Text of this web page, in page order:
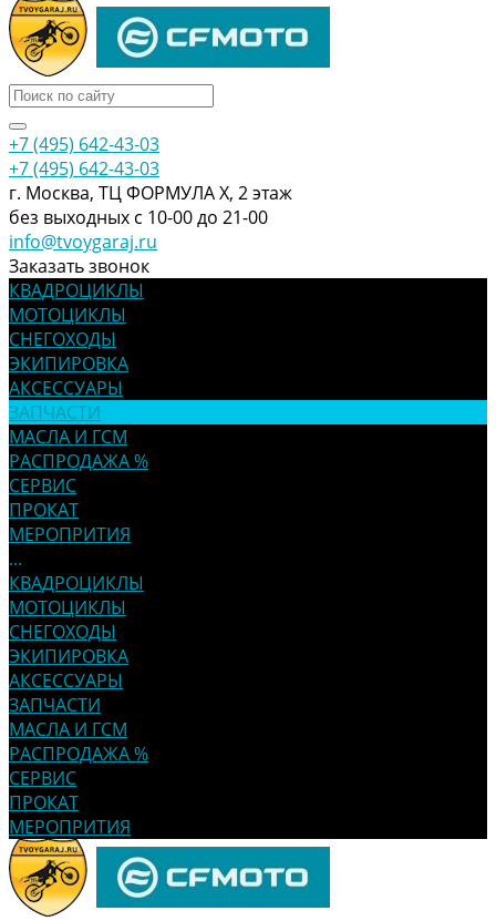
+7 (495) 642-43-03
+7 (495) 642-43-03
г. Москва, ТЦ ФОРМУЛА Х, 2 этаж
без выходных с 10-00 до 21-00
info@tvoygaraj.ru
Заказать звонок
КВАДРОЦИКЛЫ
МОТОЦИКЛЫ
СНЕГОХОДЫ
ЭКИПИРОВКА
АКСЕССУАРЫ
ЗАПЧАСТИ
МАСЛА И ГСМ
РАСПРОДАЖА %
СЕРВИС
ПРОКАТ
МЕРОПРИТИЯ
...
КВАДРОЦИКЛЫ
МОТОЦИКЛЫ
СНЕГОХОДЫ
ЭКИПИРОВКА
АКСЕССУАРЫ
ЗАПЧАСТИ
МАСЛА И ГСМ
РАСПРОДАЖА %
СЕРВИС
ПРОКАТ
МЕРОПРИТИЯ